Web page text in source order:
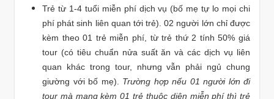
Trẻ từ 1-4 tuổi miễn phí dịch vụ (bố mẹ tự lo mọi chi
phí phát sinh liên quan tới trẻ). 02 người lớn chỉ được
kèm theo 01 trẻ miễn phí, từ trẻ thứ 2 tính 50% giá
tour (có tiêu chuẩn nửa suất ăn và các dịch vụ liên
quan khác trong tour, nhưng vẫn phải ngủ chung
giường với bố mẹ). Trường hợp nếu 01 người lớn đi
tour mà mang kèm 01 trẻ thuộc diện miễn phí thì trẻ